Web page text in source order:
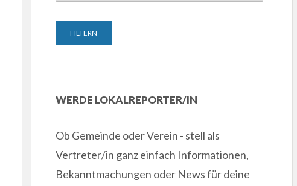
WERDE LOKALREPORTER/IN
Ob Gemeinde oder Verein - stell als
Vertreter/in ganz einfach Informationen,
Bekanntmachungen oder News für deine